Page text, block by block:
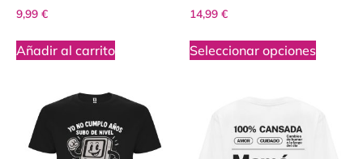
9,99 €
Añadir al carrito
14,99 €
Seleccionar opciones